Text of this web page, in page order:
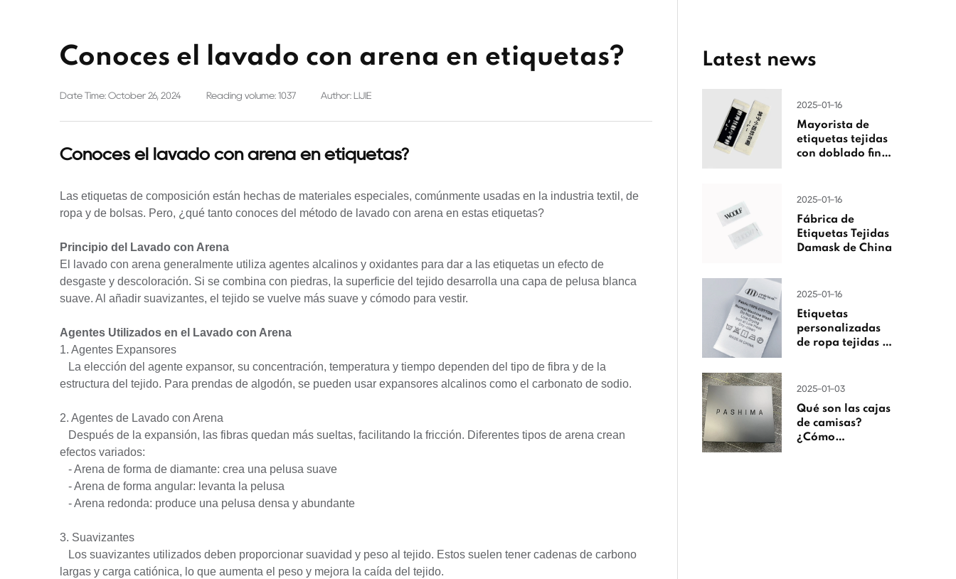
Conoces el lavado con arena en etiquetas?
Date Time: October 26, 2024 Reading volume: 1037 Author: LIJIE
Conoces el lavado con arena en etiquetas?
Las etiquetas de composición están hechas de materiales especiales, comúnmente usadas en la industria textil, de
ropa y de bolsas. Pero, ¿qué tanto conoces del método de lavado con arena en estas etiquetas?
Principio del Lavado con Arena
El lavado con arena generalmente utiliza agentes alcalinos y oxidantes para dar a las etiquetas un efecto de
desgaste y descoloración. Si se combina con piedras, la superficie del tejido desarrolla una capa de pelusa blanca
suave. Al añadir suavizantes, el tejido se vuelve más suave y cómodo para vestir.
Agentes Utilizados en el Lavado con Arena
1. Agentes Expansores
La elección del agente expansor, su concentración, temperatura y tiempo dependen del tipo de fibra y de la
estructura del tejido. Para prendas de algodón, se pueden usar expansores alcalinos como el carbonato de sodio.
2. Agentes de Lavado con Arena
Después de la expansión, las fibras quedan más sueltas, facilitando la fricción. Diferentes tipos de arena crean
efectos variados:
- Arena de forma de diamante: crea una pelusa suave
- Arena de forma angular: levanta la pelusa
- Arena redonda: produce una pelusa densa y abundante
3. Suavizantes
Los suavizantes utilizados deben proporcionar suavidad y peso al tejido. Estos suelen tener cadenas de carbono
largas y carga catiónica, lo que aumenta el peso y mejora la caída del tejido.
Latest news
2025-01-16
Mayorista de
etiquetas tejidas
con doblado final
2025-01-16
Fábrica de
Etiquetas Tejidas
Damask de China
2025-01-16
Etiquetas
personalizadas
de ropa tejidas en
2025-01-03
Qué son las cajas
de camisas?
¿Cómo